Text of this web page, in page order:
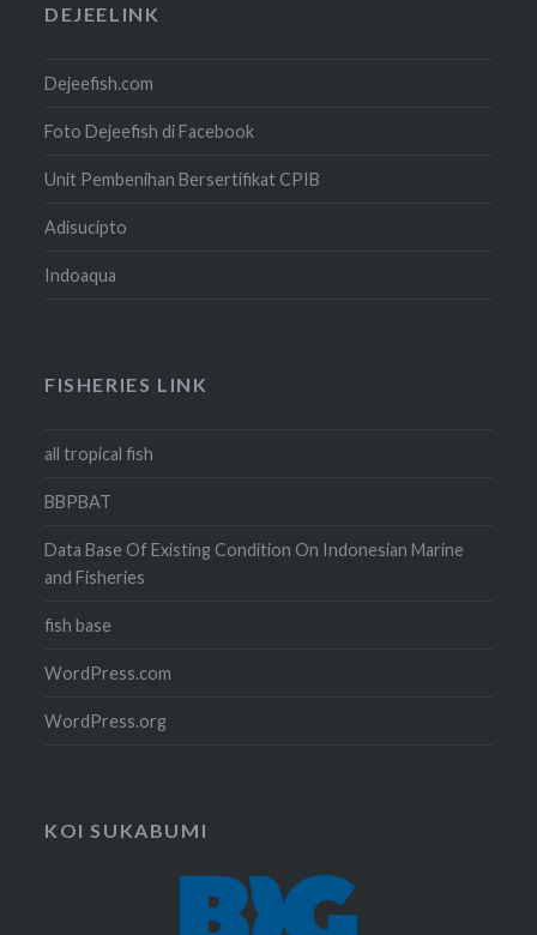
DEJEELINK
Dejeefish.com
Foto Dejeefish di Facebook
Unit Pembenihan Bersertifikat CPIB
Adisucipto
Indoaqua
FISHERIES LINK
all tropical fish
BBPBAT
Data Base Of Existing Condition On Indonesian Marine
and Fisheries
fish base
WordPress.com
WordPress.org
KOI SUKABUMI